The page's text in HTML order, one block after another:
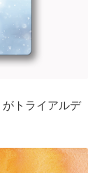
トライアルデ